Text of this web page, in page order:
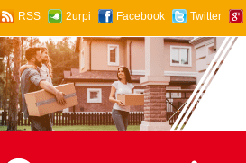
RSS 2urpi Facebook Twitter